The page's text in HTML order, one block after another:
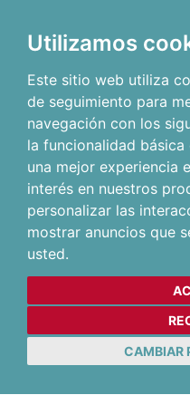
Utilizamos
Este sitio web utiliza
de seguimiento para
navegación con los
la funcionalidad
una mejor experiencia
interés en nuestros
personalizar las
mostrar anuncios que
usted.
CAMBIAR